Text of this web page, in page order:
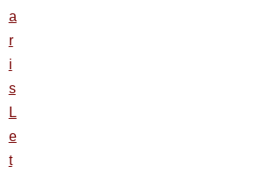
a
r
i
s
L
e
t